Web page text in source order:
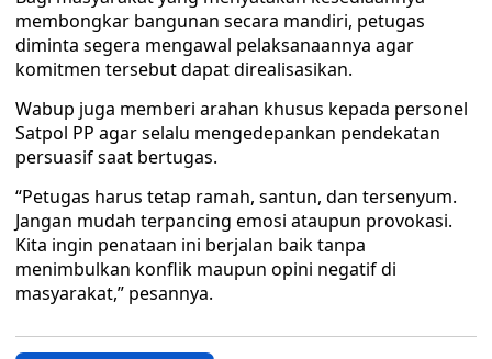
membongkar bangunan secara mandiri, petugas
diminta segera mengawal pelaksanaannya agar
komitmen tersebut dapat direalisasikan.
Wabup juga memberi arahan khusus kepada personel
Satpol PP agar selalu mengedepankan pendekatan
persuasif saat bertugas.
“Petugas harus tetap ramah, santun, dan tersenyum.
Jangan mudah terpancing emosi ataupun provokasi.
Kita ingin penataan ini berjalan baik tanpa
menimbulkan konflik maupun opini negatif di
masyarakat,” pesannya.